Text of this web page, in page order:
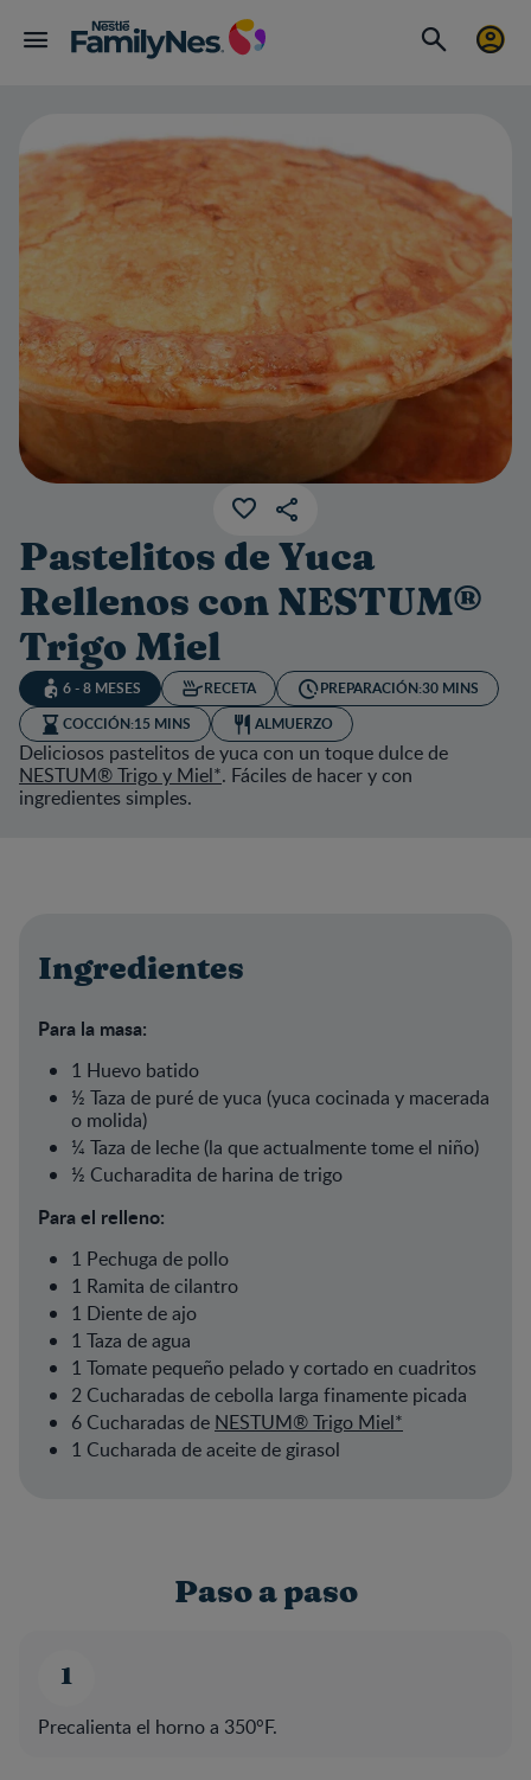
Pastelitos de Yuca
Rellenos con NESTUM®
Trigo Miel
6 - 8 MESES RECETA PREPARACIÓN:30 MINS
COCCIÓN:15 MINS ALMUERZO
Deliciosos pastelitos de yuca con un toque dulce de
NESTUM® Trigo y Miel*. Fáciles de hacer y con
ingredientes simples.
Ingredientes
Para la masa:
1 Huevo batido
½ Taza de puré de yuca (yuca cocinada y macerada
o molida)
¼ Taza de leche (la que actualmente tome el niño)
½ Cucharadita de harina de trigo
Para el relleno:
1 Pechuga de pollo
1 Ramita de cilantro
1 Diente de ajo
1 Taza de agua
1 Tomate pequeño pelado y cortado en cuadritos
2 Cucharadas de cebolla larga finamente picada
6 Cucharadas de NESTUM® Trigo Miel*
1 Cucharada de aceite de girasol
Paso a paso
Precalienta el horno a 350°F.